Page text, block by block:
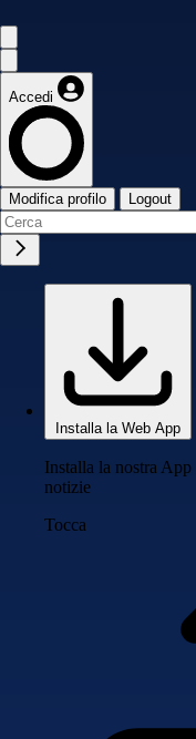
Accedi
Modifica profilo Logout
Installa la Web App
Installa la nostra
notizie
Tocca